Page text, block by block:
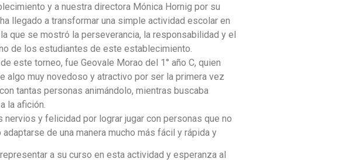
y a nuestra directora Mónica Hornig por su
llegado a transformar una simple actividad escolar en
que se mostró la perseverancia, la responsabilidad y el
de los estudiantes de este establecimiento.
este torneo, fue Geovale Morao del 1° año C, quien
algo muy novedoso y atractivo por ser la primera vez
tantas personas animándolo, mientras buscaba
la afición.
nervios y felicidad por lograr jugar con personas que no
de una manera mucho más fácil y rápida y
a su curso en esta actividad y esperanza al